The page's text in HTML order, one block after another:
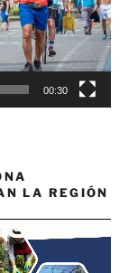
00:30
LA REGIÓN